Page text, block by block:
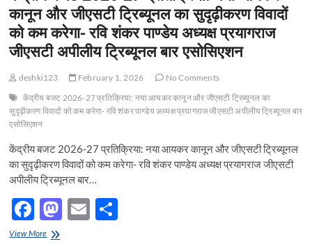
कानून और जीएसटी ट्रिब्यूनल का सुदृढ़ीकरण विवादों
को कम करेगा- रवि शंकर पाण्डेय अध्यक्ष प्रयागराज
जीएसटी अपीलीय ट्रिब्यूनल बार एसोसिएशन
deshki123 February 1, 2026
No Comments
केंद्रीय बजट 2026-27 प्रतिक्रिया: नया आयकर कानून और जीएसटी ट्रिब्यूनल का
सुदृढ़ीकरण विवादों को कम करेगा- रवि शंकर पाण्डेय अध्यक्ष प्रयागराज जीएसटी अपीलीय ट्रिब्यूनल बार
एसोसिएशन
केंद्रीय बजट 2026-27 प्रतिक्रिया: नया आयकर कानून और जीएसटी ट्रिब्यूनल
का सुदृढ़ीकरण विवादों को कम करेगा- रवि शंकर पाण्डेय अध्यक्ष प्रयागराज जीएसटी
अपीलीय ट्रिब्यूनल बार…
F
ac
M E
View Moreकेंद्रीय